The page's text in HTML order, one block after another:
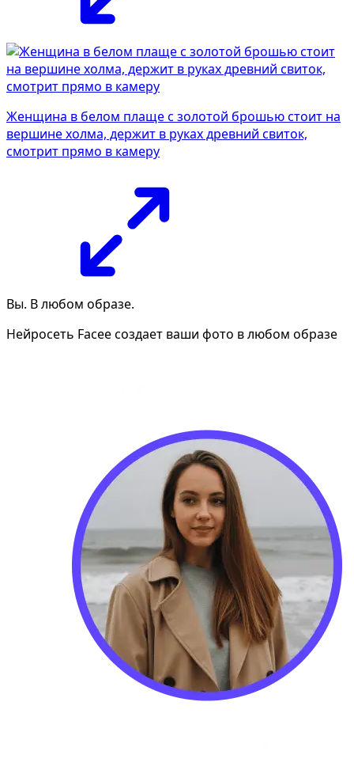
Женщина в белом плаще с золотой брошью стоит на
вершине холма, держит в руках древний свиток,
смотрит прямо в камеру
Вы. В любом образе.
Нейросеть Facee создает ваши фото в любом образе